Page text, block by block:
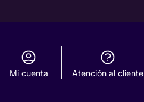
Mi cuenta Atención al cliente